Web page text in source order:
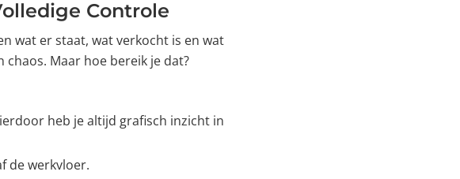
Controle
wat er staat, wat verkocht is en wat
Maar hoe bereik je dat?
heb je altijd grafisch inzicht in
de werkvloer.